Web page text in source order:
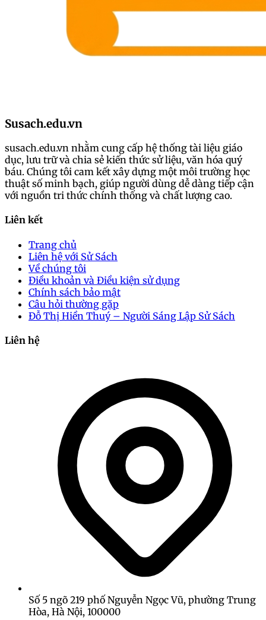
Susach.edu.vn
susach.edu.vn nhằm cung cấp hệ thống tài liệu giáo
dục, lưu trữ và chia sẻ kiến thức sử liệu, văn hóa quý
báu. Chúng tôi cam kết xây dựng một môi trường học
thuật số minh bạch, giúp người dùng dễ dàng tiếp cận
với nguồn tri thức chính thống và chất lượng cao.
Liên kết
Trang chủ
Liên hệ với Sử Sách
Về chúng tôi
Điều khoản và Điều kiện sử dụng
Chính sách bảo mật
Câu hỏi thường gặp
Đỗ Thị Hiền Thuý – Người Sáng Lập Sử Sách
Liên hệ
Số 5 ngõ 219 phố Nguyễn Ngọc Vũ, phường Trung
Hòa, Hà Nội, 100000